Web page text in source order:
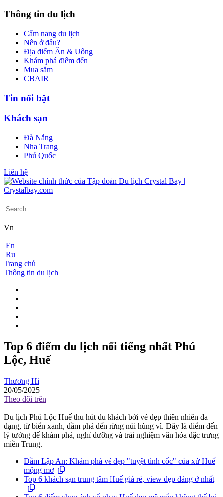
Thông tin du lịch
Cẩm nang du lịch
Nên ở đâu?
Địa điểm Ăn & Uống
Khám phá điểm đến
Mua sắm
CBAIR
Tin nổi bật
Khách sạn
Đà Nẵng
Nha Trang
Phú Quốc
Liên hệ
Vn
En
Ru
Trang chủ
Thông tin du lịch
Top 6 điểm du lịch nổi tiếng nhất Phú
Lộc, Huế
Thương Hi
20/05/2025
Theo dõi trên
Du lịch Phú Lộc Huế thu hút du khách bởi vẻ đẹp thiên nhiên đa
dạng, từ biển xanh, đầm phá đến rừng núi hùng vĩ. Đây là điểm đến
lý tưởng để khám phá, nghỉ dưỡng và trải nghiệm văn hóa đặc trưng
miền Trung.
Đầm Lập An: Khám phá vẻ đẹp "tuyệt tình cốc" của xứ Huế
mộng mơ
Top 6 khách sạn trung tâm Huế giá rẻ, view đẹp đáng ở nhất